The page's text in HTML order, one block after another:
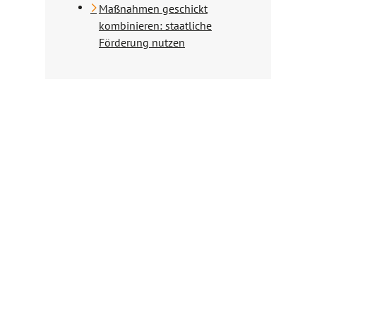
Maßnahmen geschickt
kombinieren: staatliche
Förderung nutzen